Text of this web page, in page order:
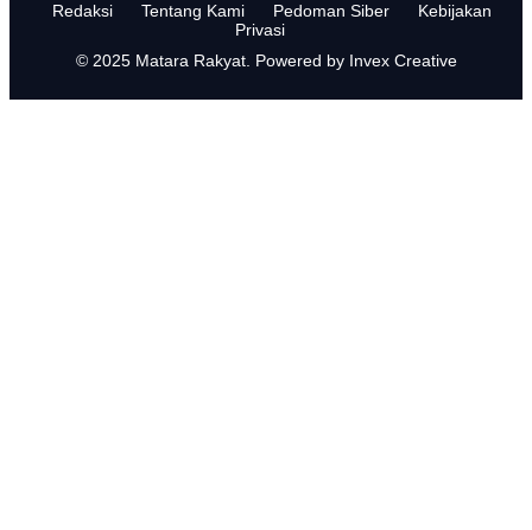
Redaksi Tentang Kami Pedoman Siber
Kebijakan
Privasi
© 2025 Matara Rakyat. Powered by Invex Creative